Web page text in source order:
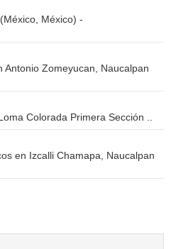
México) -
Antonio Zomeyucan, Naucalpan
Colorada Primera Sección ..
en Izcalli Chamapa, Naucalpan